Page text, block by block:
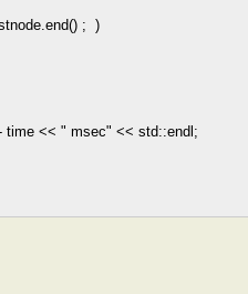
; )
time << " msec" << std::endl;